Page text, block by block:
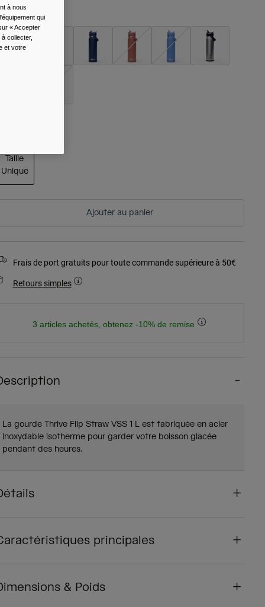
-
Taille
Unique
Ajouter au panier
Frais de port gratuits pour toute commande supérieure à 50€
Retours simples
3 articles achetés, obtenez -10% de remise
La gourde Thrive Flip Straw VSS 1 L est fabriquée en acier
inoxydable isotherme pour garder votre boisson glacée
pendant des heures.
principales
& Poids
à nous
qui
« Accepter
collecter,
et votre